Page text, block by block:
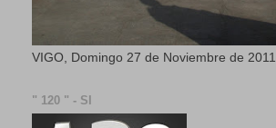
VIGO, Domingo 27 de Noviembre de 2011
" 120 " - SI